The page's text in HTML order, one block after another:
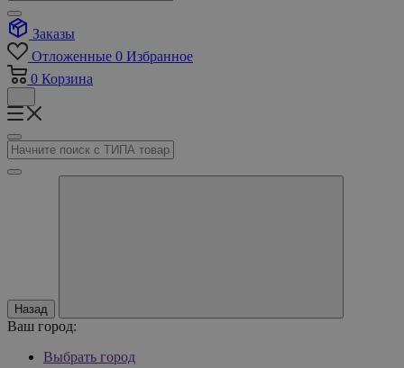
Заказы
Отложенные 0 Избранное
0 Корзина
Назад
Ваш город:
Выбрать город